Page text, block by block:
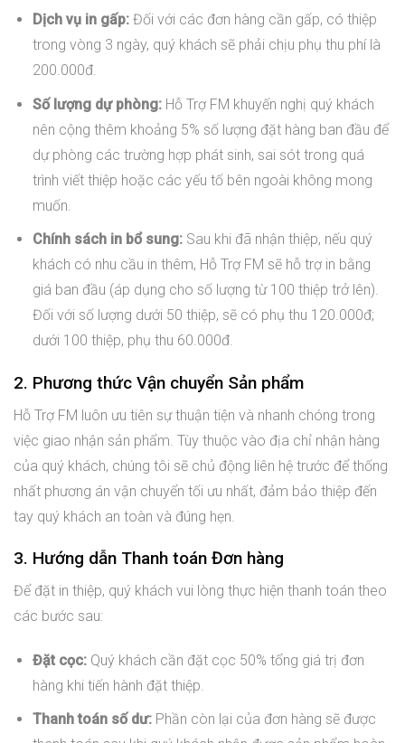
Dịch vụ in gấp:Đối với các đơn hàng cần gấp, có thiệp
trong vòng 3 ngày, quý khách sẽ phải chịu phụ thu phí là
200.000đ.
Số lượng dự phòng:Hỗ Trợ FM khuyến nghị quý khách
nên cộng thêm khoảng 5% số lượng đặt hàng ban đầu để
dự phòng các trường hợp phát sinh, sai sót trong quá
trình viết thiệp hoặc các yếu tố bên ngoài không mong
muốn.
Chính sách in bổ sung:Sau khi đã nhận thiệp, nếu quý
khách có nhu cầu in thêm, Hỗ Trợ FM sẽ hỗ trợ in bằng
giá ban đầu (áp dụng cho số lượng từ 100 thiệp trở lên).
Đối với số lượng dưới 50 thiệp, sẽ có phụ thu 120.000đ;
dưới 100 thiệp, phụ thu 60.000đ.
2. Phương thức Vận chuyển Sản phẩm
Hỗ Trợ FM luôn ưu tiên sự thuận tiện và nhanh chóng trong
việc giao nhận sản phẩm. Tùy thuộc vào địa chỉ nhận hàng
của quý khách, chúng tôi sẽ chủ động liên hệ trước để thống
nhất phương án vận chuyển tối ưu nhất, đảm bảo thiệp đến
tay quý khách an toàn và đúng hẹn.
3. Hướng dẫn Thanh toán Đơn hàng
Để đặt in thiệp, quý khách vui lòng thực hiện thanh toán theo
các bước sau:
Đặt cọc:Quý khách cần đặt cọc 50% tổng giá trị đơn
hàng khi tiến hành đặt thiệp.
Thanh toán số dư:Phần còn lại của đơn hàng sẽ được